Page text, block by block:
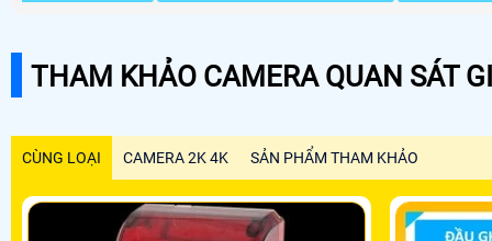
THAM KHẢO CAMERA QUAN SÁT
CÙNG LOẠI CAMERA 2K 4K SẢN PHẨM THAM KHẢO